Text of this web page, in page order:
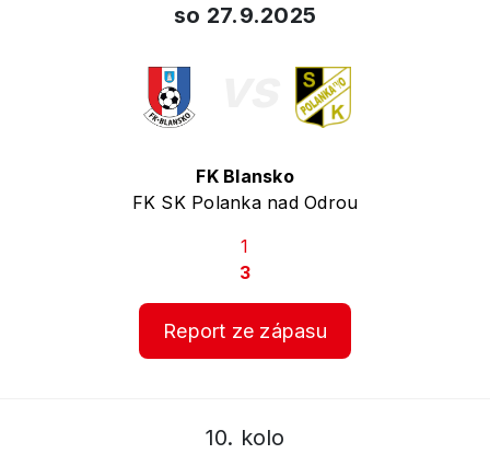
so 27.9.2025
FK Blansko
FK SK Polanka nad Odrou
1
3
Report ze zápasu
10. kolo